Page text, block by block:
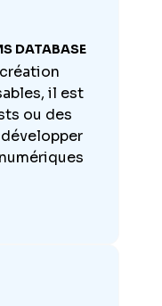
DATABASE
il est
ou des